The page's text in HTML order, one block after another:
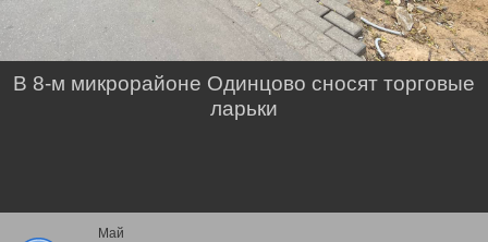
Май
В 8-м микрорайоне Одинцово сносят торговые
ларьки